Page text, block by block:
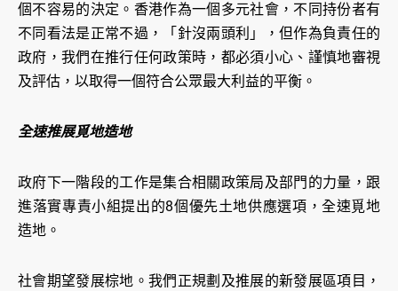
個不容易的決定。香港作為一個多元社會，不同持份者有
不同看法是正常不過，「針沒兩頭利」，但作為負責任的
政府，我們在推行任何政策時，都必須小心、謹慎地審視
及評估，以取得一個符合公眾最大利益的平衡。
全速推展覓地造地
政府下一階段的工作是集合相關政策局及部門的力量，跟
進落實專責小組提出的8個優先土地供應選項，全速覓地
造地。
社會期望發展棕地。我們正規劃及推展的新發展區項目，